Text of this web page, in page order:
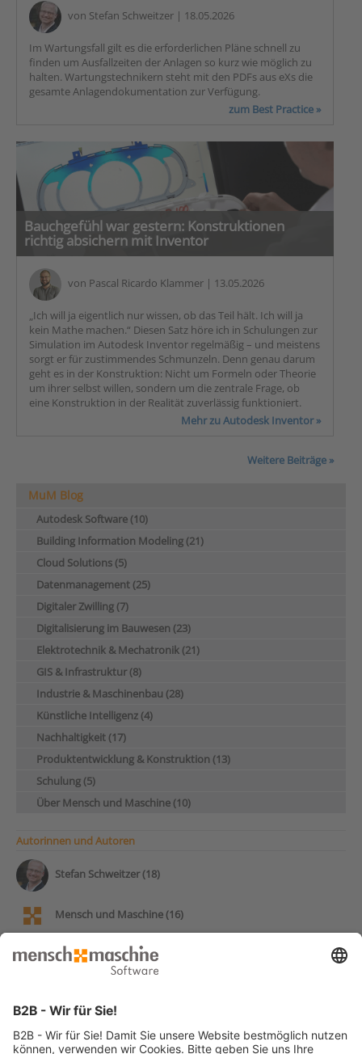
von Stefan Schweitzer | 18.05.2026
Im Wartungsfall gilt es die erforderlichen Pläne schnell zu
finden um Ausfallzeiten der Anlagen so kurz wie möglich zu
halten. Wartungstechnikern steht mit den PDFs aus eXs die
gesamte Anlagendokumentation zur Verfügung.
zum Best Practice »
Bauchgefühl war gestern: Konstruktionen
richtig absichern mit Inventor
von Pascal Ricardo Klammer | 13.05.2026
„Ich will ja eigentlich nur wissen, ob das Teil hält. Ich will ja
kein Mathe machen.“ Diesen Satz höre ich in Schulungen zur
Simulation im Autodesk Inventor regelmäßig – und meistens
sorgt er für zustimmendes Schmunzeln. Denn genau darum
geht es in der Konstruktion: Nicht um Formeln oder Theorie
um ihrer selbst willen, sondern um die zentrale Frage, ob
eine Konstruktion in der Realität zuverlässig funktioniert.
Mehr zu Autodesk Inventor »
Weitere Beiträge »
MuM Blog
Autodesk Software (10)
Building Information Modeling (21)
Cloud Solutions (5)
Datenmanagement (25)
Digitaler Zwilling (7)
Digitalisierung im Bauwesen (23)
Elektrotechnik & Mechatronik (21)
GIS & Infrastruktur (8)
Industrie & Maschinenbau (28)
Künstliche Intelligenz (4)
Nachhaltigkeit (17)
Produktentwicklung & Konstruktion (13)
Schulung (5)
Über Mensch und Maschine (10)
Autorinnen und Autoren
Stefan Schweitzer (18)
Mensch und Maschine (16)
Andy Pohl (14)
Patrick Stumpf (12)